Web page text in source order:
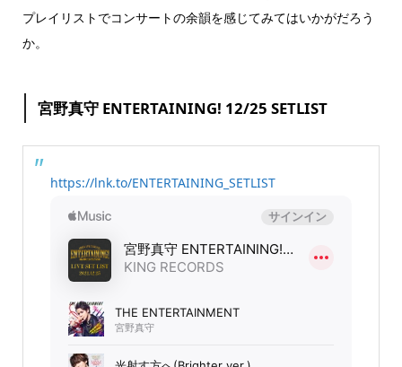
プレイリストでコンサートの余韻を感じてみてはいかがだろう
か。
宮野真守 ENTERTAINING! 12/25 SETLIST
https://lnk.to/ENTERTAINING_SETLIST